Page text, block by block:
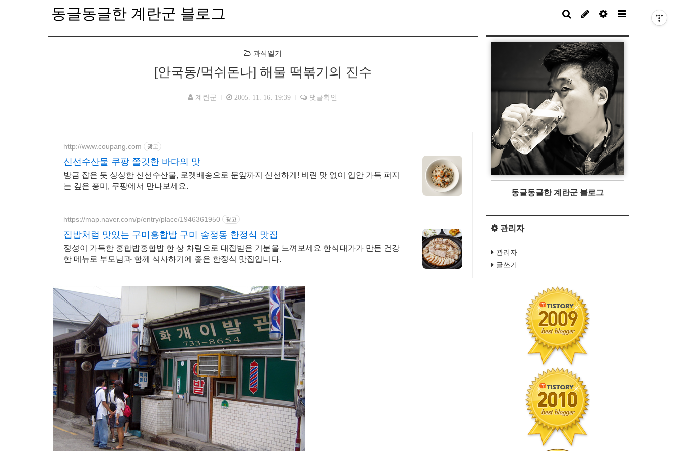
동글동글한 계란군 블로그
과식일기
[안국동/먹쉬돈나] 해물 떡볶기의 진수
계란군 2005. 11. 16. 19:39 댓글확인
http://www.coupang.com 광고
신선수산물 쿠팡 쫄깃한 바다의 맛
방금 잡은 듯 싱싱한 신선수산물, 로켓배송으로 문앞까지 신선하게! 비린 맛 없이 입안 가득 퍼지
는 깊은 풍미, 쿠팡에서 만나보세요.
https://map.naver.com/p/entry/place/1946361950 광고
집밥처럼 맛있는 구미홍합밥 구미 송정동 한정식 맛집
정성이 가득한 홍합밥홍합밥 한 상 차람으로 대접받은 기분을 느껴보세요 한식대가가 만든 건강
한 메뉴로 부모님과 함께 식사하기에 좋은 한정식 맛집입니다.
동글동글한 계란군 블로그
관리자
관리자
글쓰기